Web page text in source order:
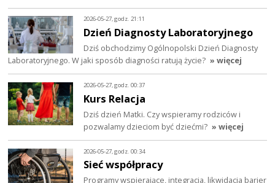
2026-05-27, godz. 21:11
Dzień Diagnosty Laboratoryjnego
Dziś obchodzimy Ogólnopolski Dzień Diagnosty
Laboratoryjnego. W jaki sposób diagności ratują życie? » więcej
2026-05-27, godz. 00:37
Kurs Relacja
Dziś dzień Matki. Czy wspieramy rodziców i
pozwalamy dzieciom być dziećmi? » więcej
2026-05-27, godz. 00:34
Sieć współpracy
Programy wspierające, integracja, likwidacja barier